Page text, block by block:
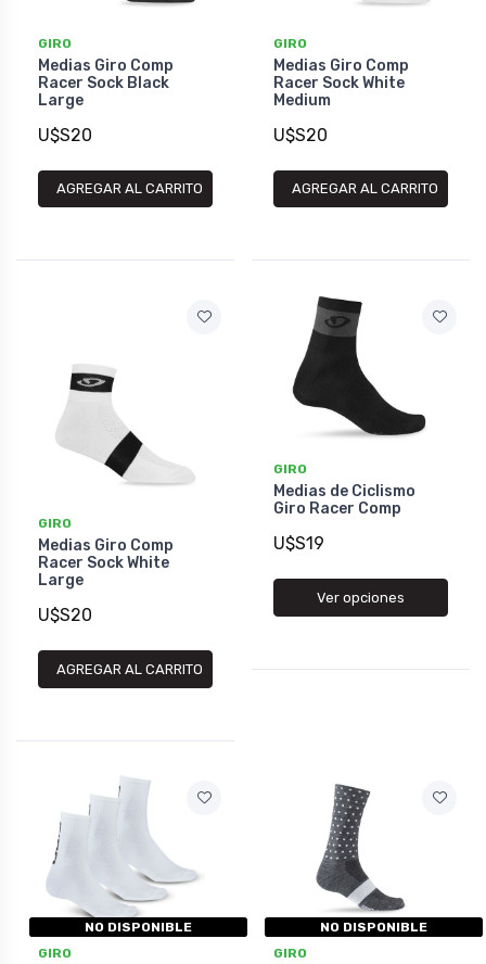
GIRO
Medias Giro Comp
Racer Sock Black
Large
U$S20
AGREGAR AL CARRITO
GIRO
Medias Giro Comp
Racer Sock White
Medium
U$S20
AGREGAR AL CARRITO
GIRO
Medias Giro Comp
Racer Sock White
Large
U$S20
AGREGAR AL CARRITO
GIRO
Medias de Ciclismo
Giro Racer Comp
U$S19
Ver opciones
NO DISPONIBLE
GIRO
NO DISPONIBLE
GIRO